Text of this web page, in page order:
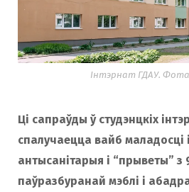
Інтэрнат ГДАУ.
Ці сапраўды ў студэнцкіх
спалучаецца вайб маладосці
антысанітарыя і “прыветы” з
паўразбуранай мэблі і